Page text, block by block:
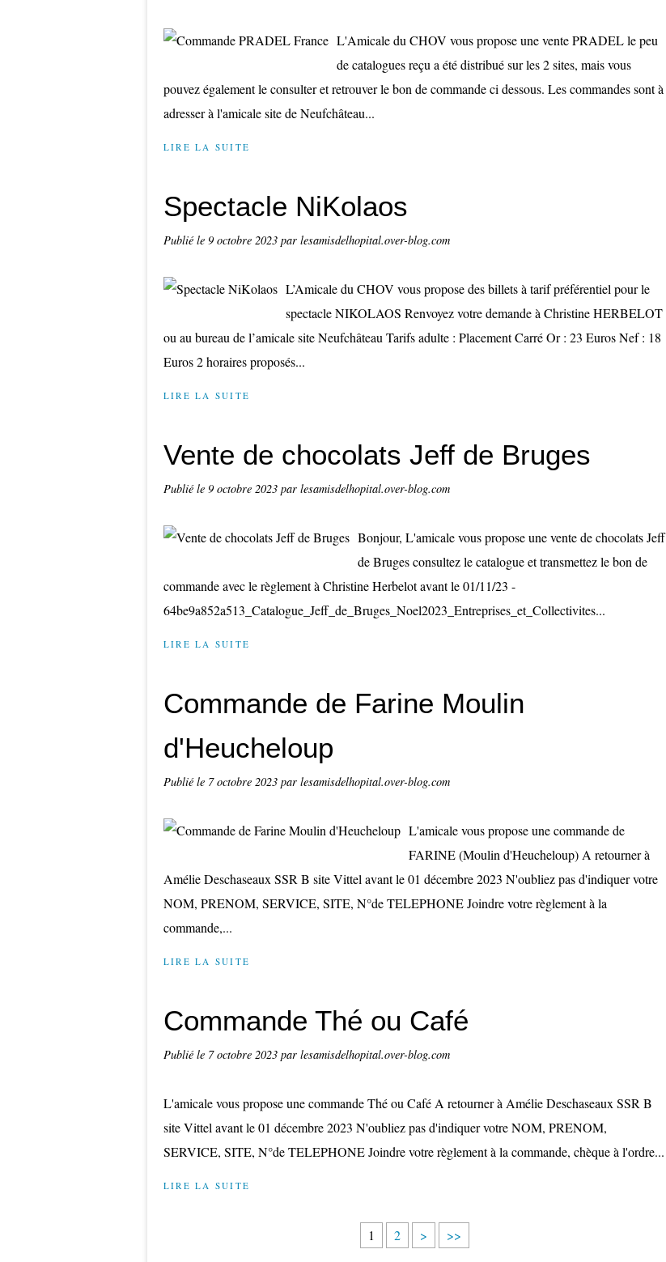
L'Amicale du CHOV vous propose une vente PRADEL le peu
de catalogues reçu a été distribué sur les 2 sites, mais vous
pouvez également le consulter et retrouver le bon de commande ci dessous. Les commandes sont à
adresser à l'amicale site de Neufchâteau...
LIRE LA SUITE
Spectacle NiKolaos
Publié le 9 octobre 2023 par lesamisdelhopital.over-blog.com
L’Amicale du CHOV vous propose des billets à tarif préférentiel pour le
spectacle NIKOLAOS Renvoyez votre demande à Christine HERBELOT
ou au bureau de l’amicale site Neufchâteau Tarifs adulte : Placement Carré Or : 23 Euros Nef : 18
Euros 2 horaires proposés...
LIRE LA SUITE
Vente de chocolats Jeff de Bruges
Publié le 9 octobre 2023 par lesamisdelhopital.over-blog.com
Bonjour, L'amicale vous propose une vente de chocolats Jeff
de Bruges consultez le catalogue et transmettez le bon de
commande avec le règlement à Christine Herbelot avant le 01/11/23 -
64be9a852a513_Catalogue_Jeff_de_Bruges_Noel2023_Entreprises_et_Collectivites...
LIRE LA SUITE
Commande de Farine Moulin
d'Heucheloup
Publié le 7 octobre 2023 par lesamisdelhopital.over-blog.com
L'amicale vous propose une commande de
FARINE (Moulin d'Heucheloup) A retourner à
Amélie Deschaseaux SSR B site Vittel avant le 01 décembre 2023 N'oubliez pas d'indiquer votre
NOM, PRENOM, SERVICE, SITE, N°de TELEPHONE Joindre votre règlement à la
commande,...
LIRE LA SUITE
Commande Thé ou Café
Publié le 7 octobre 2023 par lesamisdelhopital.over-blog.com
L'amicale vous propose une commande Thé ou Café A retourner à Amélie Deschaseaux SSR B
site Vittel avant le 01 décembre 2023 N'oubliez pas d'indiquer votre NOM, PRENOM,
SERVICE, SITE, N°de TELEPHONE Joindre votre règlement à la commande, chèque à l'ordre...
LIRE LA SUITE
1 2 > >>